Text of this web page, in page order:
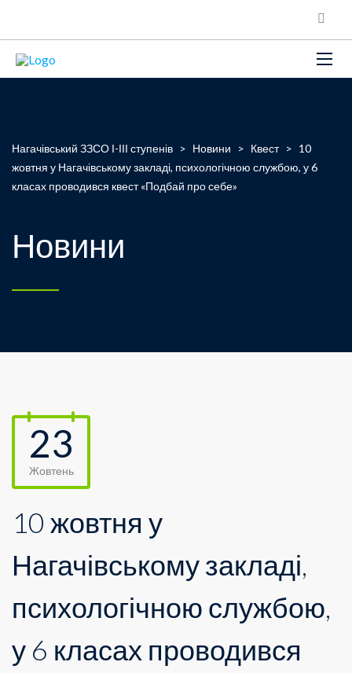
Нагачівський ЗЗСО І-ІІІ ступенів > Новини > Квест > 10
жовтня у Нагачівському закладі, психологічною службою, у 6
класах проводився квест «Подбай про себе»
Новини
23
Жовтень
10 жовтня у
Нагачівському закладі,
психологічною службою,
у 6 класах проводився